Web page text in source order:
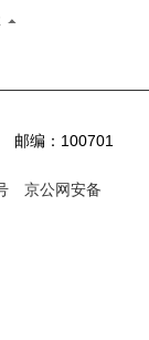
邮编：100701
京公网安备